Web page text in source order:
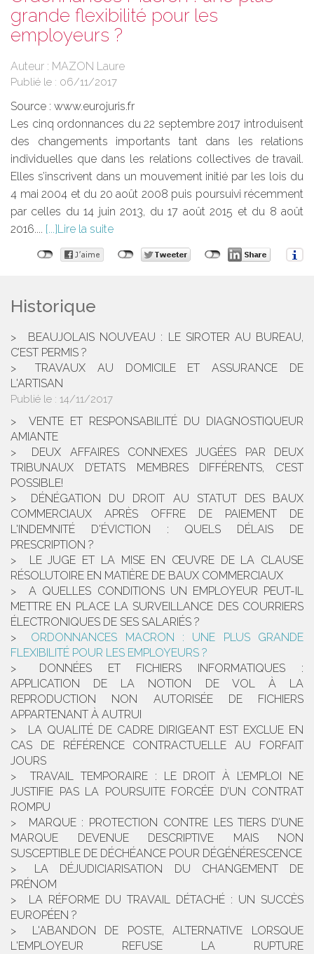
grande flexibilité pour les
employeurs ?
Auteur : MAZON Laure
Publié le : 06/11/2017
Source : www.eurojuris.fr
Les cinq ordonnances du 22 septembre 2017 introduisent
des changements importants tant dans les relations
individuelles que dans les relations collectives de travail.
Elles s’inscrivent dans un mouvement initié par les lois du
4 mai 2004 et du 20 août 2008 puis poursuivi récemment
par celles du 14 juin 2013, du 17 août 2015 et du 8 août
2016....
Lire la suite
Historique
BEAUJOLAIS NOUVEAU : LE SIROTER AU BUREAU,
C’EST PERMIS ?
TRAVAUX AU DOMICILE ET ASSURANCE DE
L'ARTISAN
Publié le : 14/11/2017
VENTE ET RESPONSABILITÉ DU DIAGNOSTIQUEUR
AMIANTE
DEUX AFFAIRES CONNEXES JUGÉES PAR DEUX
TRIBUNAUX D’ETATS MEMBRES DIFFÉRENTS, C’EST
POSSIBLE!
DÉNÉGATION DU DROIT AU STATUT DES BAUX
COMMERCIAUX APRÈS OFFRE DE PAIEMENT DE
L'INDEMNITÉ D'ÉVICTION : QUELS DÉLAIS DE
PRESCRIPTION ?
LE JUGE ET LA MISE EN ŒUVRE DE LA CLAUSE
RÉSOLUTOIRE EN MATIÈRE DE BAUX COMMERCIAUX
A QUELLES CONDITIONS UN EMPLOYEUR PEUT-IL
METTRE EN PLACE LA SURVEILLANCE DES COURRIERS
ÉLECTRONIQUES DE SES SALARIÉS ?
ORDONNANCES MACRON : UNE PLUS GRANDE
FLEXIBILITÉ POUR LES EMPLOYEURS ?
DONNÉES ET FICHIERS INFORMATIQUES :
APPLICATION DE LA NOTION DE VOL À LA
REPRODUCTION NON AUTORISÉE DE FICHIERS
APPARTENANT À AUTRUI
LA QUALITÉ DE CADRE DIRIGEANT EST EXCLUE EN
CAS DE RÉFÉRENCE CONTRACTUELLE AU FORFAIT
JOURS
TRAVAIL TEMPORAIRE : LE DROIT À L’EMPLOI NE
JUSTIFIE PAS LA POURSUITE FORCÉE D’UN CONTRAT
ROMPU
MARQUE : PROTECTION CONTRE LES TIERS D’UNE
MARQUE DEVENUE DESCRIPTIVE MAIS NON
SUSCEPTIBLE DE DÉCHÉANCE POUR DÉGÉNÉRESCENCE
LA DÉJUDICIARISATION DU CHANGEMENT DE
PRÉNOM
LA RÉFORME DU TRAVAIL DÉTACHÉ : UN SUCCÈS
EUROPÉEN ?
L'ABANDON DE POSTE, ALTERNATIVE LORSQUE
L'EMPLOYEUR REFUSE LA RUPTURE